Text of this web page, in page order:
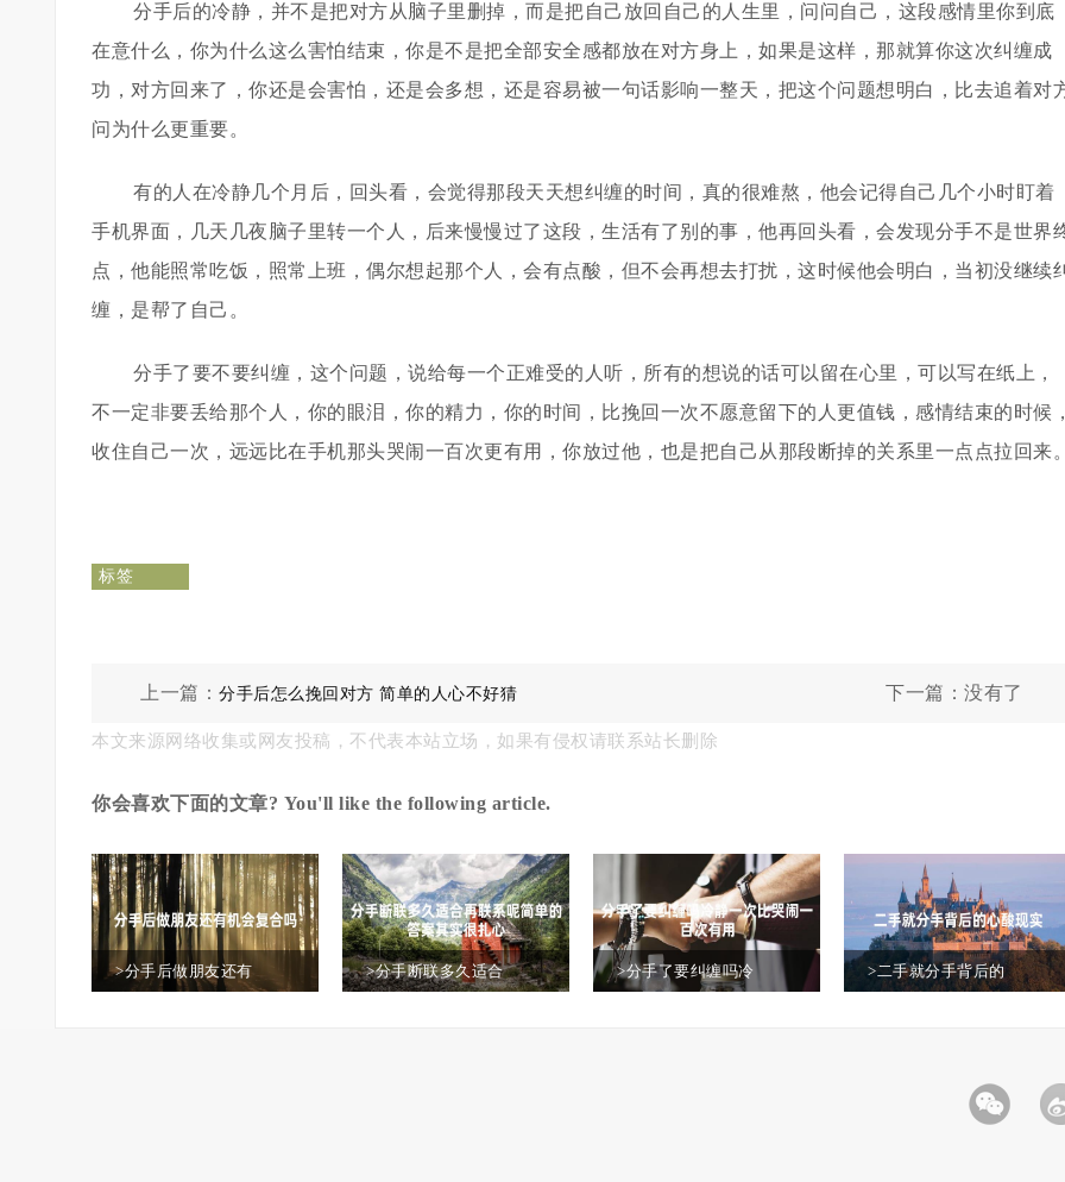
分手后的冷静，并不是把对方从脑子里删掉，而是把自己放回自己的人生里，问问自己，这段感情里你到底
在意什么，你为什么这么害怕结束，你是不是把全部安全感都放在对方身上，如果是这样，那就算你这次纠缠成
功，对方回来了，你还是会害怕，还是会多想，还是容易被一句话影响一整天，把这个问题想明白，比去追着对
问为什么更重要。
有的人在冷静几个月后，回头看，会觉得那段天天想纠缠的时间，真的很难熬，他会记得自己几个小时盯着
手机界面，几天几夜脑子里转一个人，后来慢慢过了这段，生活有了别的事，他再回头看，会发现分手不是世界
点，他能照常吃饭，照常上班，偶尔想起那个人，会有点酸，但不会再想去打扰，这时候他会明白，当初没继续
缠，是帮了自己。
分手了要不要纠缠，这个问题，说给每一个正难受的人听，所有的想说的话可以留在心里，可以写在纸上，
不一定非要丢给那个人，你的眼泪，你的精力，你的时间，比挽回一次不愿意留下的人更值钱，感情结束的时候，
收住自己一次，远远比在手机那头哭闹一百次更有用，你放过他，也是把自己从那段断掉的关系里一点点拉回来。
标签
上一篇：分手后怎么挽回对方 简单的人心不好猜 下一篇：没有了
本文来源网络收集或网友投稿，不代表本站立场，如果有侵权请联系站长删除
你会喜欢下面的文章? You'll like the following article.
>分手后做朋友还有 >分手断联多久适合 >分手了要纠缠吗冷 >二手就分手背后的